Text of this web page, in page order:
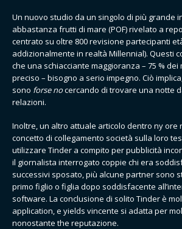
Un nuovo studio da un singolo di più grande
abbastanza frutti di mare (POF) rivelato a
centrato su oltre 800 revisione partecipanti
addizionalmente in realtà Millennial). Questi
che una schiacciante maggioranza – 75 %
preciso – bisogno a serio impegno. Ciò
sono forse nocercando di trovare una notte
relazioni.
Inoltre, un altro attuale articolo dentro ny ore
concetto di collegamento società sulla loro
utilizzare Tinder a compito per pubblicità
il giornalista interrogato coppie chi era
successivi sposato, più alcune partner sono
primo figlio o figlia dopo soddisfacente
software. La conclusione di solito Tinder è
application, e yields vincente si adatta per
nonostante the reputazione.